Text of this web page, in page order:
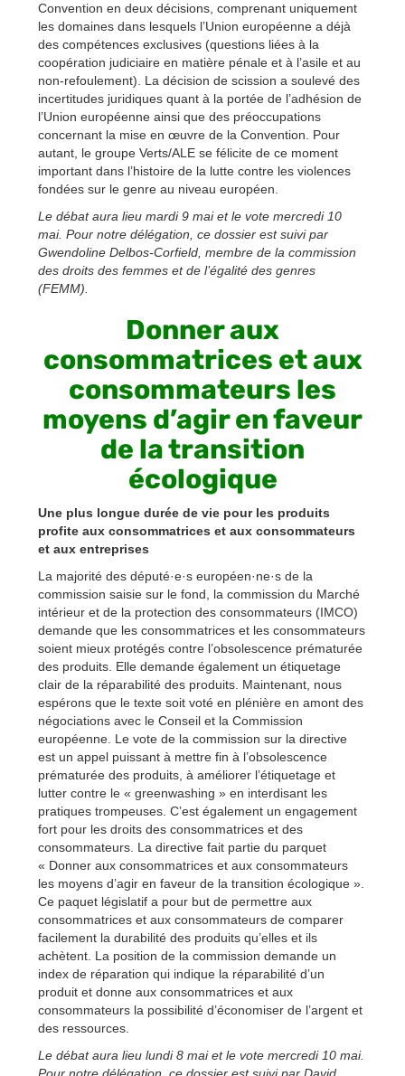
Convention en deux décisions, comprenant uniquement
les domaines dans lesquels l’Union européenne a déjà
des compétences exclusives (questions liées à la
coopération judiciaire en matière pénale et à l’asile et au
non-refoulement). La décision de scission a soulevé des
incertitudes juridiques quant à la portée de l’adhésion de
l’Union européenne ainsi que des préoccupations
concernant la mise en œuvre de la Convention. Pour
autant, le groupe Verts/ALE se félicite de ce moment
important dans l’histoire de la lutte contre les violences
fondées sur le genre au niveau européen.
Le débat aura lieu mardi 9 mai et le vote mercredi 10
mai. Pour notre délégation, ce dossier est suivi par
Gwendoline Delbos-Corfield, membre de la commission
des droits des femmes et de l’égalité des genres
(FEMM).
Donner aux
consommatrices et aux
consommateurs les
moyens d’agir en faveur
de la transition
écologique
Une plus longue durée de vie pour les produits
profite aux consommatrices et aux consommateurs
et aux entreprises
La majorité des député·e·s européen·ne·s de la
commission saisie sur le fond, la commission du Marché
intérieur et de la protection des consommateurs (IMCO)
demande que les consommatrices et les consommateurs
soient mieux protégés contre l’obsolescence prématurée
des produits. Elle demande également un étiquetage
clair de la réparabilité des produits. Maintenant, nous
espérons que le texte soit voté en plénière en amont des
négociations avec le Conseil et la Commission
européenne. Le vote de la commission sur la directive
est un appel puissant à mettre fin à l’obsolescence
prématurée des produits, à améliorer l’étiquetage et
lutter contre le « greenwashing » en interdisant les
pratiques trompeuses. C’est également un engagement
fort pour les droits des consommatrices et des
consommateurs. La directive fait partie du parquet
« Donner aux consommatrices et aux consommateurs
les moyens d’agir en faveur de la transition écologique ».
Ce paquet législatif a pour but de permettre aux
consommatrices et aux consommateurs de comparer
facilement la durabilité des produits qu’elles et ils
achètent. La position de la commission demande un
index de réparation qui indique la réparabilité d’un
produit et donne aux consommatrices et aux
consommateurs la possibilité d’économiser de l’argent et
des ressources.
Le débat aura lieu lundi 8 mai et le vote mercredi 10 mai.